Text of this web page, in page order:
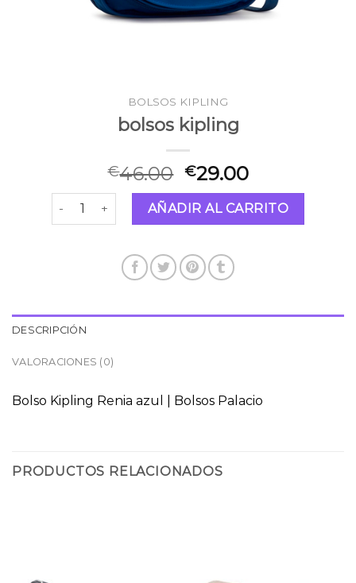
BOLSOS KIPLING
bolsos kipling
€46.00 €29.00
bolsos kipling cantidadAÑADIR AL CARRITO
DESCRIPCIÓN
VALORACIONES (0)
Bolso Kipling Renia azul | Bolsos Palacio
PRODUCTOS RELACIONADOS